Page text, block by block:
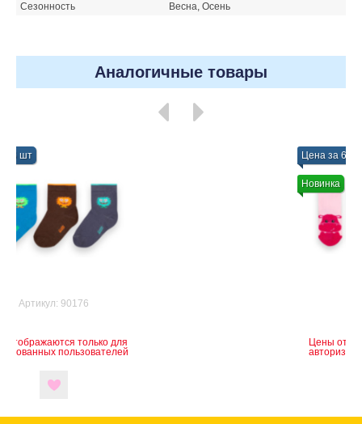
Сезонность
Весна, Осень
Аналогичные товары